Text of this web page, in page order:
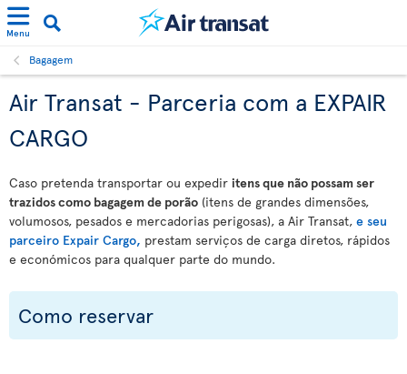
Menu
Bagagem
Air Transat - Parceria com a EXPAIR
CARGO
Caso pretenda transportar ou expedir itens que não possam ser
trazidos como bagagem de porão (itens de grandes dimensões,
volumosos, pesados e mercadorias perigosas), a Air Transat, e seu
parceiro Expair Cargo, prestam serviços de carga diretos, rápidos
e económicos para qualquer parte do mundo.
Como reservar